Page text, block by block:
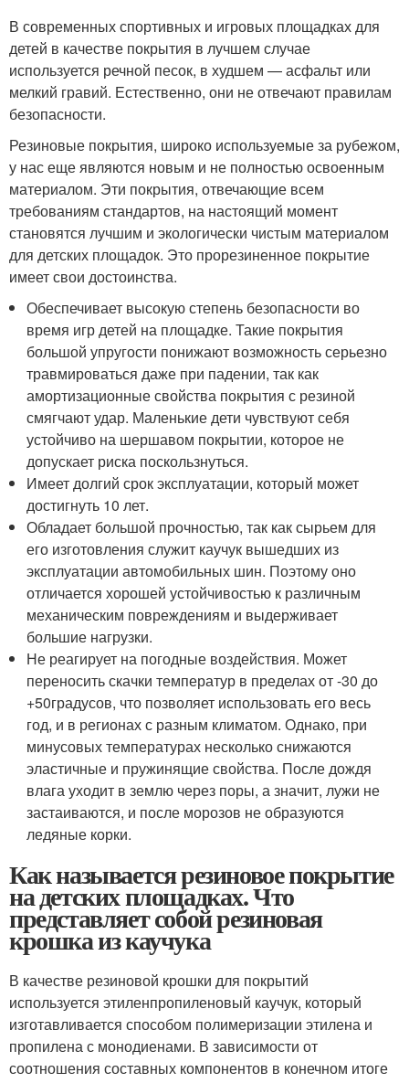
В современных спортивных и игровых площадках для
детей в качестве покрытия в лучшем случае
используется речной песок, в худшем — асфальт или
мелкий гравий. Естественно, они не отвечают правилам
безопасности.
Резиновые покрытия, широко используемые за рубежом,
у нас еще являются новым и не полностью освоенным
материалом. Эти покрытия, отвечающие всем
требованиям стандартов, на настоящий момент
становятся лучшим и экологически чистым материалом
для детских площадок. Это прорезиненное покрытие
имеет свои достоинства.
Обеспечивает высокую степень безопасности во
время игр детей на площадке. Такие покрытия
большой упругости понижают возможность серьезно
травмироваться даже при падении, так как
амортизационные свойства покрытия с резиной
смягчают удар. Маленькие дети чувствуют себя
устойчиво на шершавом покрытии, которое не
допускает риска поскользнуться.
Имеет долгий срок эксплуатации, который может
достигнуть 10 лет.
Обладает большой прочностью, так как сырьем для
его изготовления служит каучук вышедших из
эксплуатации автомобильных шин. Поэтому оно
отличается хорошей устойчивостью к различным
механическим повреждениям и выдерживает
большие нагрузки.
Не реагирует на погодные воздействия. Может
переносить скачки температур в пределах от -30 до
+50градусов, что позволяет использовать его весь
год, и в регионах с разным климатом. Однако, при
минусовых температурах несколько снижаются
эластичные и пружинящие свойства. После дождя
влага уходит в землю через поры, а значит, лужи не
застаиваются, и после морозов не образуются
ледяные корки.
Как называется резиновое покрытие
на детских площадках. Что
представляет собой резиновая
крошка из каучука
В качестве резиновой крошки для покрытий
используется этиленпропиленовый каучук, который
изготавливается способом полимеризации этилена и
пропилена с монодиенами. В зависимости от
соотношения составных компонентов в конечном итоге